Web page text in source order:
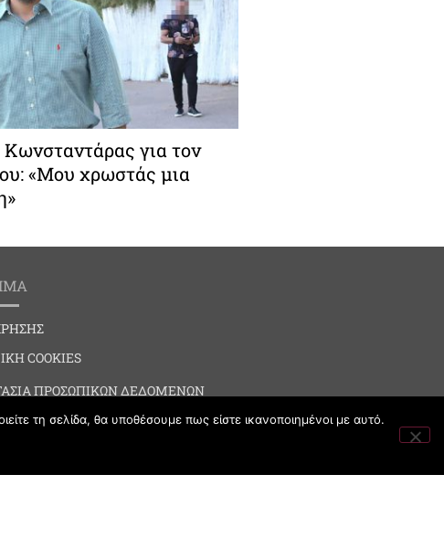
για τον
«Μου χρωστάς μια
COOKIES
ΠΡΟΣΩΠΙΚΩΝ ΔΕΔΟΜΕΝΩΝ
τη σελίδα, θα υποθέσουμε πως είστε ικανοποιημένοι με αυτό.